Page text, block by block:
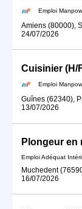
Emploi
Amiens (80000),
24/07/2026
Cuisinier (H/
Emploi
Guînes (62340),
13/07/2026
Plongeur en
Emploi Adéquat
Muchedent
16/07/2026